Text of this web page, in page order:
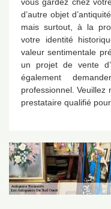
d’autre objet
mais surtout, à la
votre identité
valeur sentimentale
un projet de vente
également
professionnel.
prestataire qualifié